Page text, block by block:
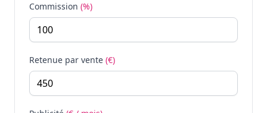
Commission (%)
Retenue par vente (€)